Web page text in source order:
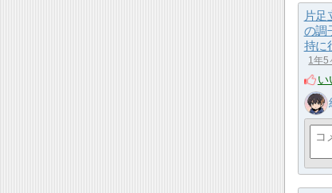
片足
の調
持に
1年5
い